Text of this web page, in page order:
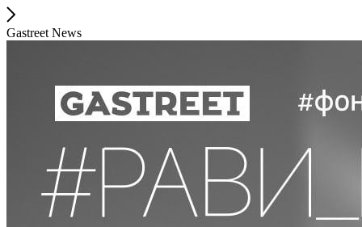
Gastreet News